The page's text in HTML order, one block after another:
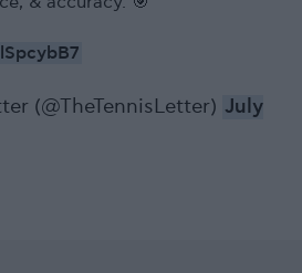
(@TheTennisLetter) July